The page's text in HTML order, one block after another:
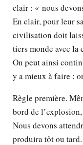
clair : « nous
En clair, pour leur
civilisation doit
tiers monde avec
On peut ainsi
y a mieux à faire :
Règle première.
bord de
Nous devons
produira tôt ou